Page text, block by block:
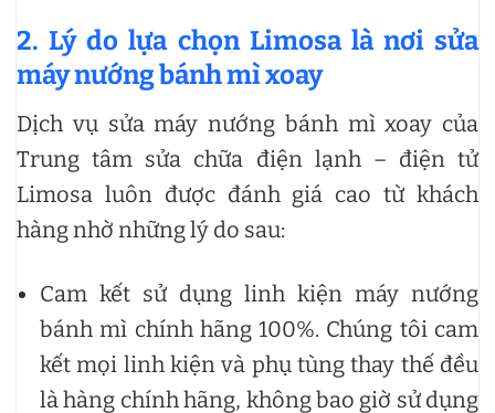
2. Lý do lựa chọn Limosa là nơi sửa
máy nướng bánh mì xoay
Dịch vụ sửa máy nướng bánh mì xoay của
Trung tâm sửa chữa điện lạnh – điện tử
Limosa luôn được đánh giá cao từ khách
hàng nhờ những lý do sau:
Cam kết sử dụng linh kiện máy nướng
bánh mì chính hãng 100%. Chúng tôi cam
kết mọi linh kiện và phụ tùng thay thế đều
là hàng chính hãng, không bao giờ sử dụng